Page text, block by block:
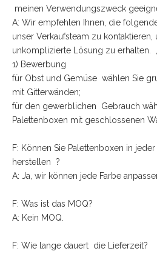
meinen Verwendungszweck
A: Wir empfehlen Ihnen, die
unser Verkaufsteam zu
unkomplizierte Lösung zu erhalten. ,
1) Bewerbung
für Obst und Gemüse wählen Sie
mit Gitterwänden;
für den gewerblichen Gebrauch
Palettenboxen mit geschlossenen
F: Können Sie Palettenboxen in
herstellen ?
A: Ja, wir können jede Farbe
F: Was ist das MOQ?
A: Kein MOQ.
F: Wie lange dauert die Lieferzeit?